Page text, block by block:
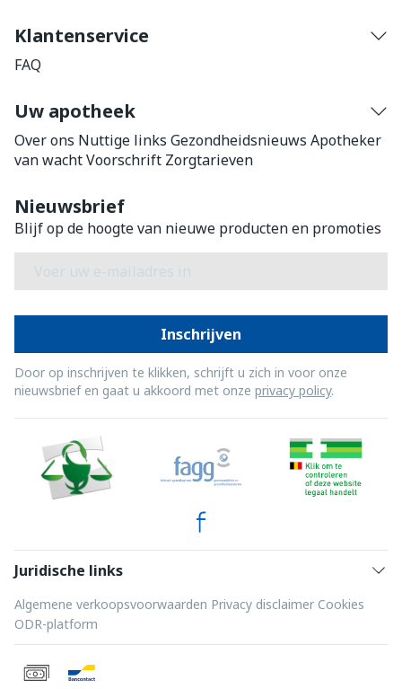
Klantenservice
FAQ
Uw apotheek
Over ons Nuttige links Gezondheidsnieuws Apotheker
van wachtVoorschrift Zorgtarieven
Nieuwsbrief
Blijf op de hoogte van nieuwe producten en promoties
Inschrijven
Door op inschrijven te klikken, schrijft u zich in voor onze
nieuwsbrief en gaat u akkoord met onze privacy policy.
Juridische links
Algemene verkoopsvoorwaarden Privacy disclaimer Cookies
ODR-platform